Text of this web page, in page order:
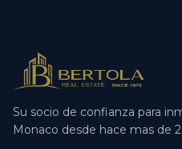
Su socio de confianza para
Monaco desde hace mas de